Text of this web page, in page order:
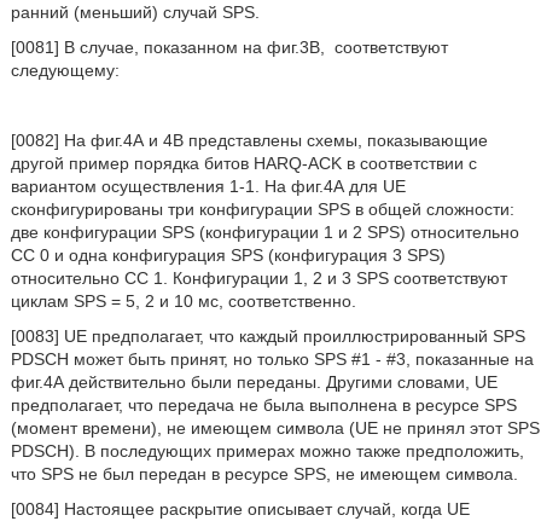
ранний (меньший) случай SPS.
[0081] В случае, показанном на фиг.3В,
соответствуют
следующему:
[0082] На фиг.4А и 4В представлены схемы, показывающие
другой пример порядка битов HARQ-ACK в соответствии с
вариантом осуществления 1-1. На фиг.4А для UE
сконфигурированы три конфигурации SPS в общей сложности:
две конфигурации SPS (конфигурации 1 и 2 SPS) относительно
СС 0 и одна конфигурация SPS (конфигурация 3 SPS)
относительно СС 1. Конфигурации 1, 2 и 3 SPS соответствуют
циклам SPS = 5, 2 и 10 мс, соответственно.
[0083] UE предполагает, что каждый проиллюстрированный SPS
PDSCH может быть принят, но только SPS #1 - #3, показанные на
фиг.4А действительно были переданы. Другими словами, UE
предполагает, что передача не была выполнена в ресурсе SPS
(момент времени), не имеющем символа (UE не принял этот SPS
PDSCH). В последующих примерах можно также предположить,
что SPS не был передан в ресурсе SPS, не имеющем символа.
[0084] Настоящее раскрытие описывает случай, когда UE